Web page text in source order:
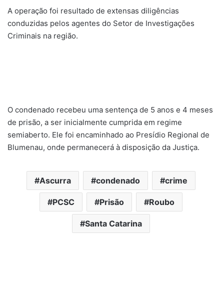
A operação foi resultado de extensas diligências
conduzidas pelos agentes do Setor de Investigações
Criminais na região.
O condenado recebeu uma sentença de 5 anos e 4 meses
de prisão, a ser inicialmente cumprida em regime
semiaberto. Ele foi encaminhado ao Presídio Regional de
Blumenau, onde permanecerá à disposição da Justiça.
Ascurra condenado crime
PCSC Prisão Roubo
Santa Catarina